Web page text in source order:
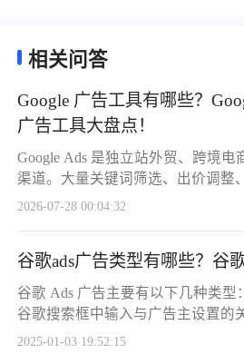
施，涉及严格的广告内容监管要求
保广告合规性。
相关问答
Google 广告工具有哪些？
广告工具大盘点！
Google Ads 是独立站外贸、跨境电
渠道。大量关键词筛选、出价调整
优化消耗大量人力。市面上工具分
优缺点，适配中小独立站卖家、投
队。1. Google Ads Editor（官方免
桌
2026-07-28 00:04:32
谷歌ads广告类型有哪些？谷
谷歌 Ads 广告主要有以下几种类型
谷歌搜索框中输入与广告主设置的
该广告会出现在搜索结果页面上。
2025-01-03 19:52:15